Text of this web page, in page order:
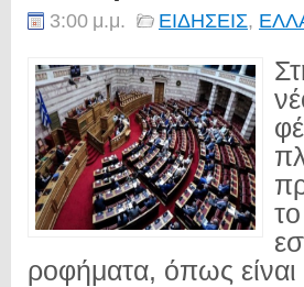
3:00 μ.μ. ΕΙΔΗΣΕΙΣ,
ροφήματα, όπως